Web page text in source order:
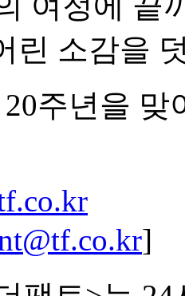
린 소감을
주년을
]